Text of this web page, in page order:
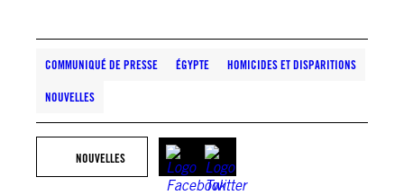
COMMUNIQUÉ DE PRESSE ÉGYPTE HOMICIDES ET DISPARITIONS
NOUVELLES
NOUVELLES